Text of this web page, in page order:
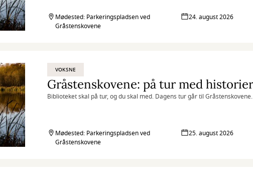
Mødested: Parkeringspladsen ved
Gråstenskovene
24. august 2026
VOKSNE
Biblioteket skal på tur, og du skal med. Dagens tur går til Gråstenskovene.
Mødested: Parkeringspladsen ved
Gråstenskovene
25. august 2026